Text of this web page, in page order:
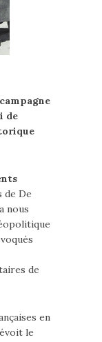
de
de De
nous
de
en
le